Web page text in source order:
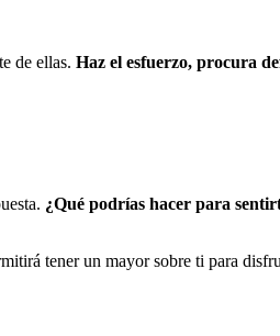
de ellas. Haz el esfuerzo, procura
¿Qué podrías hacer para
tener un mayor sobre ti para